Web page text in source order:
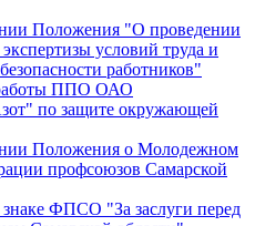
Положения "О проведении
условий труда и
работников"
ППО ОАО
по защите окружающей
Положения о Молодежном
профсоюзов Самарской
ФПСО "За заслуги перед